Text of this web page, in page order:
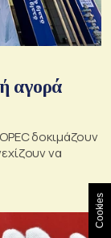
αγορά
δοκιμάζουν
να
Cookies